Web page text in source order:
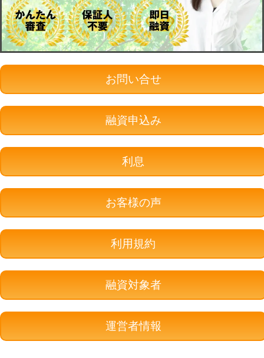
お問い合せ
融資申込み
利息
お客様の声
利用規約
融資対象者
運営者情報